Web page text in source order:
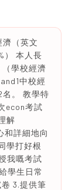
（英文
） 本人長
學校經濟
中校經
。 教學特
econ考試
解
和詳細地向
學打好根
我嘅考試
學生日常
3.提供筆